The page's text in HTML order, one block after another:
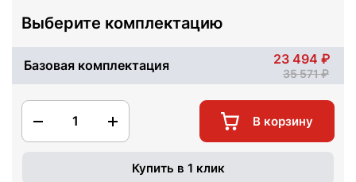
Выберите комплектацию
Базовая комплектация 23 494
35 571
1 В корзину
Купить в 1 клик